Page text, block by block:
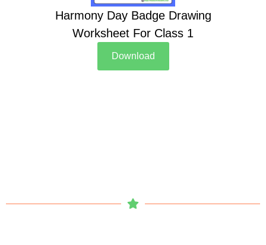
Harmony Day Badge Drawing
Worksheet For Class 1
Download